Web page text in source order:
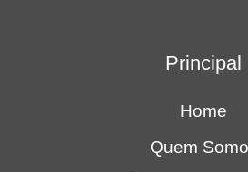
Principal
Home
Quem